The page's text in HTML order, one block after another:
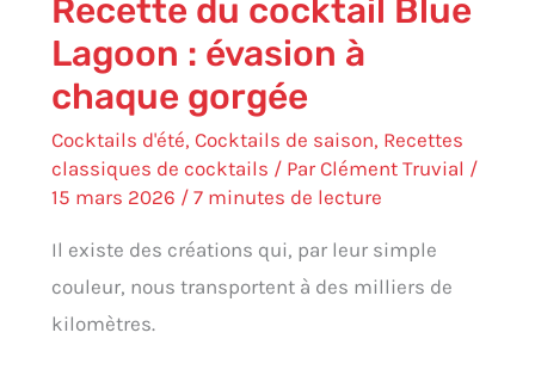
Recette du cocktail Blue
Lagoon : évasion à
chaque gorgée
Cocktails d'été,Cocktails de saison, Recettes
classiques de cocktails / ParClément Truvial /
15 mars 2026 /7 minutes de lecture
Il existe des créations qui, par leur simple
couleur, nous transportent à des milliers de
kilomètres.